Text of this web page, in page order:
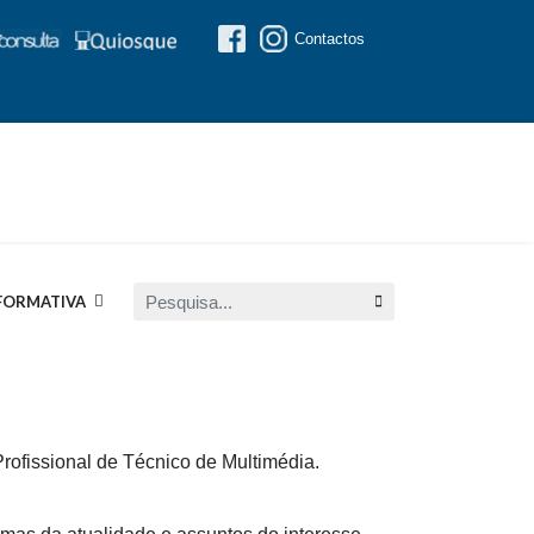
Contactos
Pesquisa...
de Técnico de Multimédia.